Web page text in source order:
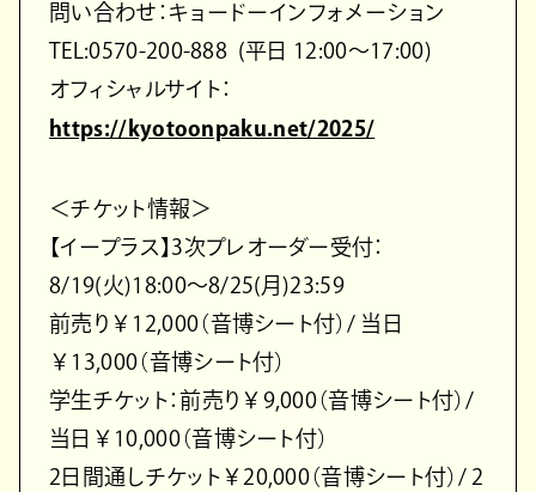
問い合わせ：キョードーインフォメーション
TEL:0570-200-888 (平日 12:00〜17:00)
オフィシャルサイト：
https://kyotoonpaku.net/2025/
＜チケット情報＞
【イープラス】3次プレオーダー受付：
8/19(火)18:00～8/25(月)23:59
前売り￥12,000（音博シート付）/ 当日
￥13,000（音博シート付）
学生チケット：前売り￥9,000（音博シート付）/
当日￥10,000（音博シート付）
2日間通しチケット￥20,000（音博シート付）/ 2